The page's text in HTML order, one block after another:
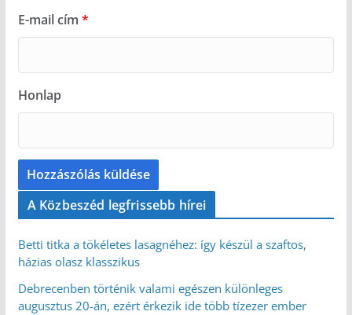
E-mail cím *
Honlap
A Közbeszéd legfrissebb hírei
Betti titka a tökéletes lasagnéhez: így készül a szaftos,
házias olasz klasszikus
Debrecenben történik valami egészen különleges
augusztus 20-án, ezért érkezik ide több tízezer ember